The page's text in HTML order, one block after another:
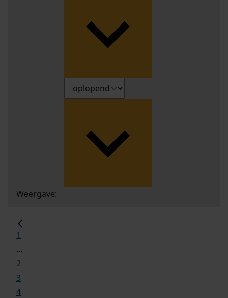
Weergave:
1
...
2
3
4